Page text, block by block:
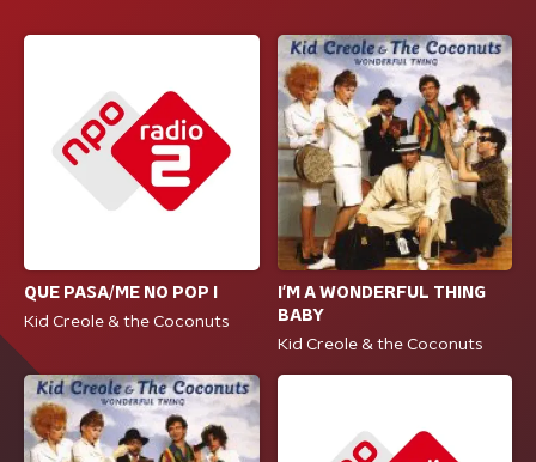
QUE PASA/ME NO POP I
Kid Creole & the Coconuts
I'M A WONDERFUL THING
BABY
Kid Creole & the Coconuts